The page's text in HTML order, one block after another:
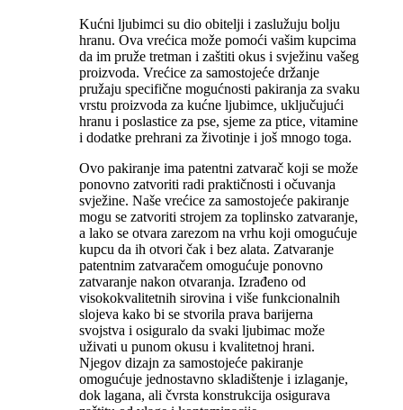
Kućni ljubimci su dio obitelji i zaslužuju bolju
hranu. Ova vrećica može pomoći vašim kupcima
da im pruže tretman i zaštiti okus i svježinu vašeg
proizvoda. Vrećice za samostojeće držanje
pružaju specifične mogućnosti pakiranja za svaku
vrstu proizvoda za kućne ljubimce, uključujući
hranu i poslastice za pse, sjeme za ptice, vitamine
i dodatke prehrani za životinje i još mnogo toga.
Ovo pakiranje ima patentni zatvarač koji se može
ponovno zatvoriti radi praktičnosti i očuvanja
svježine. Naše vrećice za samostojeće pakiranje
mogu se zatvoriti strojem za toplinsko zatvaranje,
a lako se otvara zarezom na vrhu koji omogućuje
kupcu da ih otvori čak i bez alata. Zatvaranje
patentnim zatvaračem omogućuje ponovno
zatvaranje nakon otvaranja. Izrađeno od
visokokvalitetnih sirovina i više funkcionalnih
slojeva kako bi se stvorila prava barijerna
svojstva i osiguralo da svaki ljubimac može
uživati ​​u punom okusu i kvalitetnoj hrani.
Njegov dizajn za samostojeće pakiranje
omogućuje jednostavno skladištenje i izlaganje,
dok lagana, ali čvrsta konstrukcija osigurava